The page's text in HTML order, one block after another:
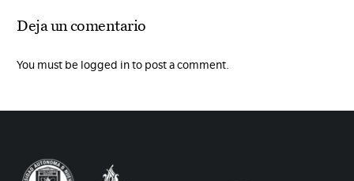
Deja un comentario
You must be logged in to post a comment.